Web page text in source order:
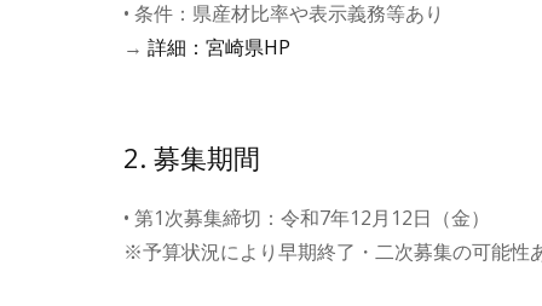
• 条件：県産材比率や表示義務等あり
→ 詳細：宮崎県HP
2. 募集期間
• 第1次募集締切：令和7年12月12日（金）
※予算状況により早期終了・二次募集の可能性